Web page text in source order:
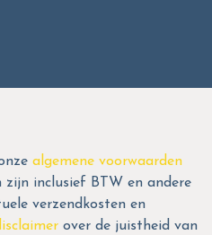
algemene voorwaarden
inclusief BTW en andere
verzendkosten en
over de juistheid van